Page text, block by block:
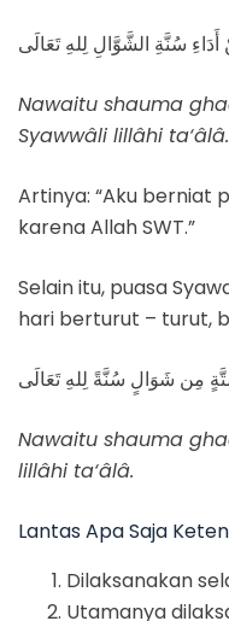
سُنَّةِ الشَّوَّالِ لِلهِ تَعَالَى
Nawaitu shauma
Syawwâli lillâhi ta‘âlâ.
Artinya: “Aku berniat
karena Allah SWT.”
Selain itu, puasa
hari berturut – turut,
مِن شَوَالٍ سُنَّةً لِلهِ تَعَالَى
Nawaitu shauma
lillâhi ta‘âlâ.
Lantas Apa Saja
Dilaksanakan
Utamanya